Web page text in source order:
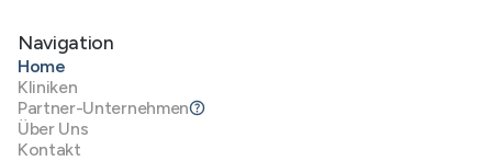
Navigation
Home
Kliniken
Partner-Unternehmen
Über Uns
Kontakt